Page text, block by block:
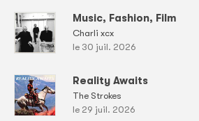
Music, Fashion, Film
Charli xcx
le 30 juil. 2026
Reality Awaits
The Strokes
le 29 juil. 2026